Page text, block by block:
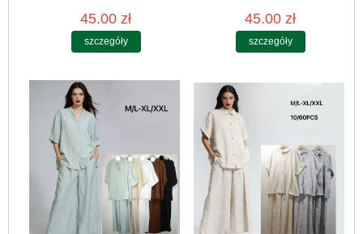
45.00 zł
szczegóły
45.00 zł
szczegóły